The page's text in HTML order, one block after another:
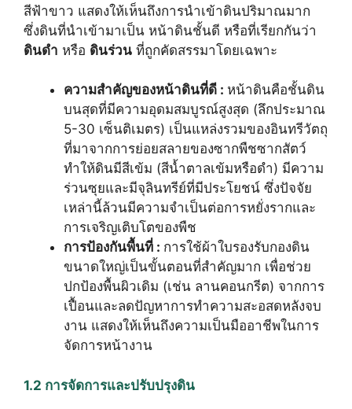
สีฟ้าขาว แสดงให้เห็นถึงการนำเข้าดินปริมาณมาก
ซึ่งดินที่นำเข้ามาเป็น หน้าดินชั้นดี หรือที่เรียกกันว่า
ดินดำ หรือ ดินร่วน ที่ถูกคัดสรรมาโดยเฉพาะ
ความสำคัญของหน้าดินที่ดี : หน้าดินคือชั้นดิน
บนสุดที่มีความอุดมสมบูรณ์สูงสุด (ลึกประมาณ
5-30 เซ็นติเมตร) เป็นแหล่งรวมของอินทรีวัตถุ
ที่มาจากการย่อยสลายของซากพืชซากสัตว์
ทำให้ดินมีสีเข้ม (สีน้ำตาลเข้มหรือดำ) มีความ
ร่วนซุยและมีจุลินทรีย์ที่มีประโยชน์ ซึ่งปัจจัย
เหล่านี้ล้วนมีความจำเป็นต่อการหยั่งรากและ
การเจริญเติบโตของพืช
การป้องกันพื้นที่ : การใช้ผ้าใบรองรับกองดิน
ขนาดใหญ่เป็นขั้นตอนที่สำคัญมาก เพื่อช่วย
ปกป้องพื้นผิวเดิม (เช่น ลานคอนกรีต) จากการ
เปื้อนและลดปัญหาการทำความสะอสดหลังจบ
งาน แสดงให้เห็นถึงความเป็นมืออาชีพในการ
จัดการหน้างาน
1.2 การจัดการและปรับปรุงดิน